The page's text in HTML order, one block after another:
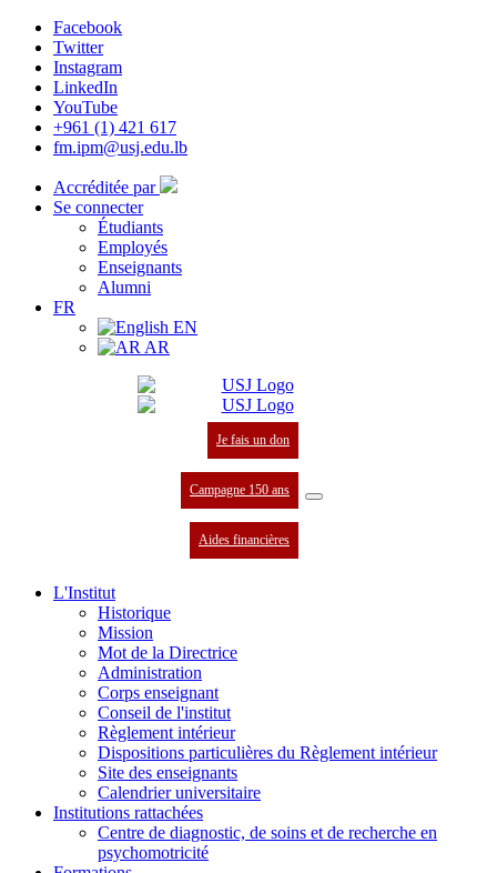
Facebook
Twitter
Instagram
LinkedIn
YouTube
+961 (1) 421 617
fm.ipm@usj.edu.lb
Accréditée par
Se connecter
Étudiants
Employés
Enseignants
Alumni
FR
EN
AR
Je fais un don
Campagne 150 ans
Aides financières
L'Institut
Historique
Mission
Mot de la Directrice
Administration
Corps enseignant
Conseil de l'institut
Règlement intérieur
Dispositions particulières du Règlement intérieur
Site des enseignants
Calendrier universitaire
Institutions rattachées
Centre de diagnostic, de soins et de recherche en
psychomotricité